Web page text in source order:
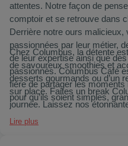
attentes. Notre façon de
comptoir et se retrouve dans
Derrière notre ours
passionnées par leur métier,
de leur expertise ainsi que
passionnés. Columbus Café
fière de partager les
pour qu’ils soient simples,
Chez Columbus, la détente
de savoureux smoothies et
desserts gourmands ou d’un
sur place. Faites un break
journée. Laissez nos
surprendre et profitez de nos
Lire plus